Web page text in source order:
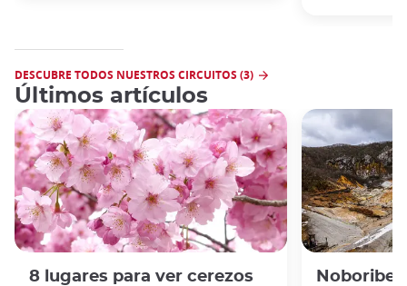
DESCUBRE TODOS NUESTROS CIRCUITOS (3)
Últimos artículos
8 lugares para ver cerezos